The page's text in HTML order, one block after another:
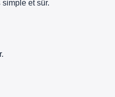
et sûr.